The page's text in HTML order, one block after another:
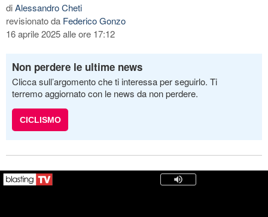
diAlessandro Cheti
revisionato da Federico Gonzo
16 aprile 2025 alle ore 17:12
Non perdere le ultime news
Clicca sull’argomento che ti interessa per seguirlo. Ti
terremo aggiornato con le news da non perdere.
CICLISMO